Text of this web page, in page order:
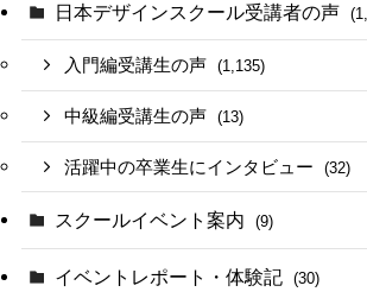
日本デザインスクール受講者の声
入門編受講生の声 (1,135)
中級編受講生の声 (13)
活躍中の卒業生にインタビュー (32)
スクールイベント案内 (9)
イベントレポート・体験記 (30)